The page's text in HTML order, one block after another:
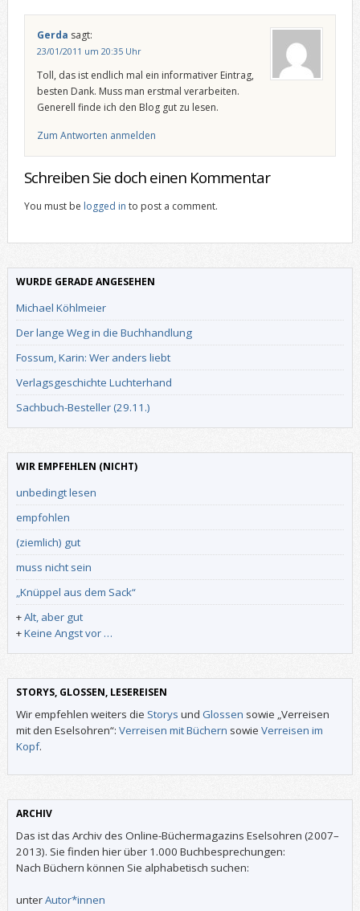
Gerda sagt:
23/01/2011 um 20:35 Uhr
Toll, das ist endlich mal ein informativer Eintrag,
besten Dank. Muss man erstmal verarbeiten.
Generell finde ich den Blog gut zu lesen.
Zum Antworten anmelden
Schreiben Sie doch einen Kommentar
You must be logged in to post a comment.
WURDE GERADE ANGESEHEN
Michael Köhlmeier
Der lange Weg in die Buchhandlung
Fossum, Karin: Wer anders liebt
Verlagsgeschichte Luchterhand
Sachbuch-Besteller (29.11.)
WIR EMPFEHLEN (NICHT)
unbedingt lesen
empfohlen
(ziemlich) gut
muss nicht sein
„Knüppel aus dem Sack“
+Alt, aber gut
+Keine Angst vor …
STORYS, GLOSSEN, LESEREISEN
Wir empfehlen weiters die Storys und Glossen sowie „Verreisen
mit den Eselsohren“: Verreisen mit Büchern sowie Verreisen im
Kopf.
ARCHIV
Das ist das Archiv des Online-Büchermagazins Eselsohren (2007–
2013). Sie finden hier über 1.000 Buchbesprechungen:
Nach Büchern können Sie alphabetisch suchen:
unterAutor*innen